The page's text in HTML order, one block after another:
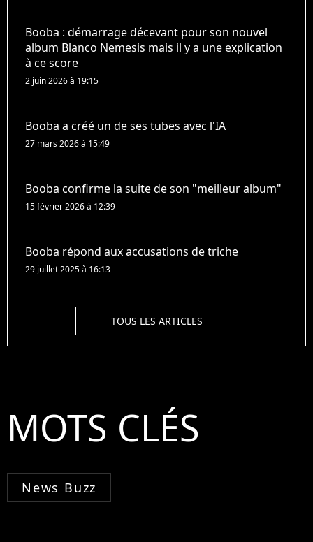
Booba : démarrage décevant pour son nouvel
album Blanco Nemesis mais il y a une explication
à ce score
2 juin 2026 à 19:15
Booba a créé un de ses tubes avec l'IA
27 mars 2026 à 15:49
Booba confirme la suite de son "meilleur album"
15 février 2026 à 12:39
Booba répond aux accusations de triche
29 juillet 2025 à 16:13
TOUS LES ARTICLES
MOTS CLÉS
News Buzz